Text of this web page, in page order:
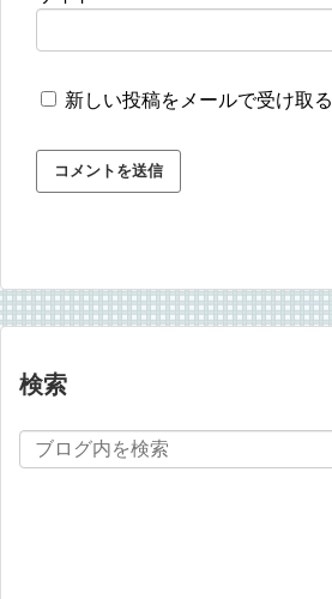
新しい投稿をメールで受け取る
検索